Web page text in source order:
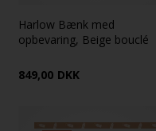
Harlow Bænk med
opbevaring, Beige bouclé
849,00 DKK